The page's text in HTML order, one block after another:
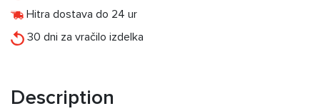
Hitra dostava do 24 ur
30 dni za vračilo izdelka
Description